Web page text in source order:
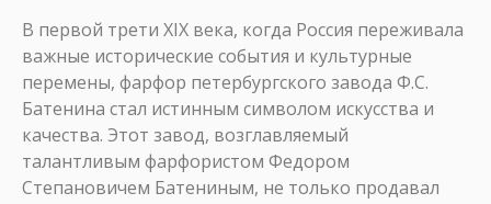
В первой трети XIX века, когда Россия переживала
важные исторические события и культурные
перемены, фарфор петербургского завода Ф.С.
Батенина стал истинным символом искусства и
качества. Этот завод, возглавляемый
талантливым фарфористом Федором
Степановичем Батениным, не только продавал